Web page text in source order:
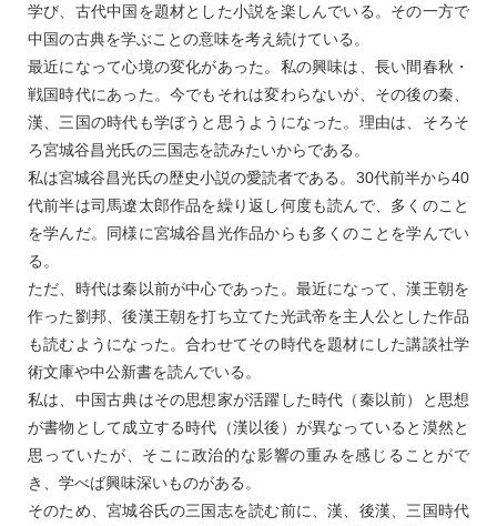
学び、古代中国を題材とした小説を楽しんでいる。その一方で
中国の古典を学ぶことの意味を考え続けている。
最近になって心境の変化があった。私の興味は、長い間春秋・
戦国時代にあった。今でもそれは変わらないが、その後の秦、
漢、三国の時代も学ぼうと思うようになった。理由は、そろそ
ろ宮城谷昌光氏の三国志を読みたいからである。
私は宮城谷昌光氏の歴史小説の愛読者である。30代前半から40
代前半は司馬遼太郎作品を繰り返し何度も読んで、多くのこと
を学んだ。同様に宮城谷昌光作品からも多くのことを学んでい
る。
ただ、時代は秦以前が中心であった。最近になって、漢王朝を
作った劉邦、後漢王朝を打ち立てた光武帝を主人公とした作品
も読むようになった。合わせてその時代を題材にした講談社学
術文庫や中公新書を読んでいる。
私は、中国古典はその思想家が活躍した時代（秦以前）と思想
が書物として成立する時代（漢以後）が異なっていると漠然と
思っていたが、そこに政治的な影響の重みを感じることがで
き、学べば興味深いものがある。
そのため、宮城谷氏の三国志を読む前に、漢、後漢、三国時代